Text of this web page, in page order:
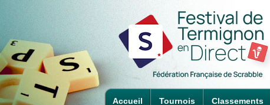
Accueil Tournois Classements